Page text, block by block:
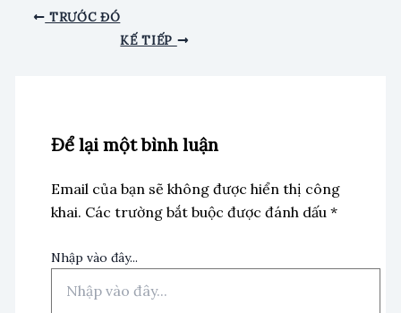
TRƯỚC ĐÓ
KẾ TIẾP
Để lại một bình luận
Email của bạn sẽ không được hiển thị công
khai. Các trường bắt buộc được đánh dấu *
Nhập vào đây...